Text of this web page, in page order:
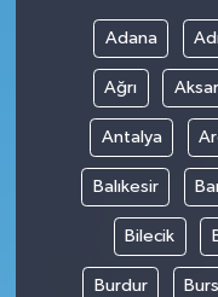
Adana
Ağrı
Antalya
Balıkesir
Bilecik
Burdur